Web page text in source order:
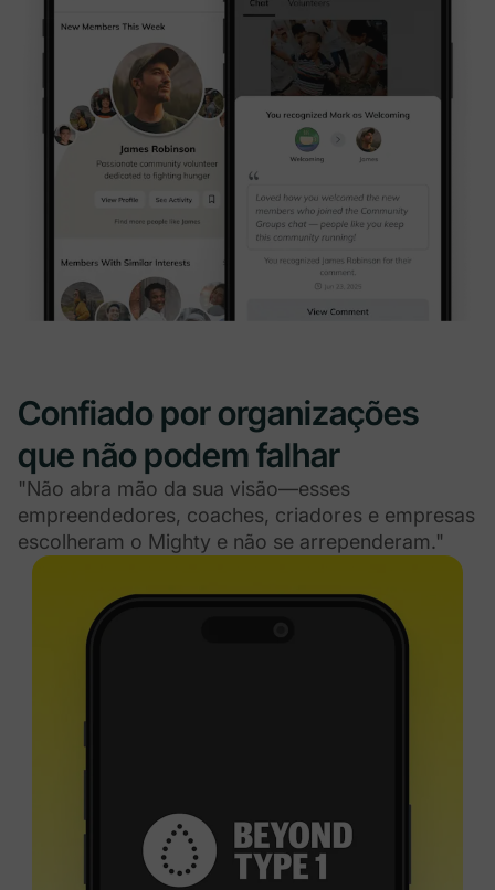
Confiado por organizações
que não podem falhar
"Não abra mão da sua visão—esses
empreendedores, coaches, criadores e empresas
escolheram o Mighty e não se arrependeram."